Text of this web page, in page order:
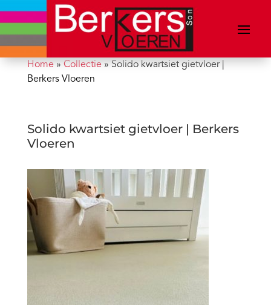
Home» Collectie» Solido kwartsiet gietvloer |
Berkers Vloeren
Solido kwartsiet gietvloer | Berkers
Vloeren